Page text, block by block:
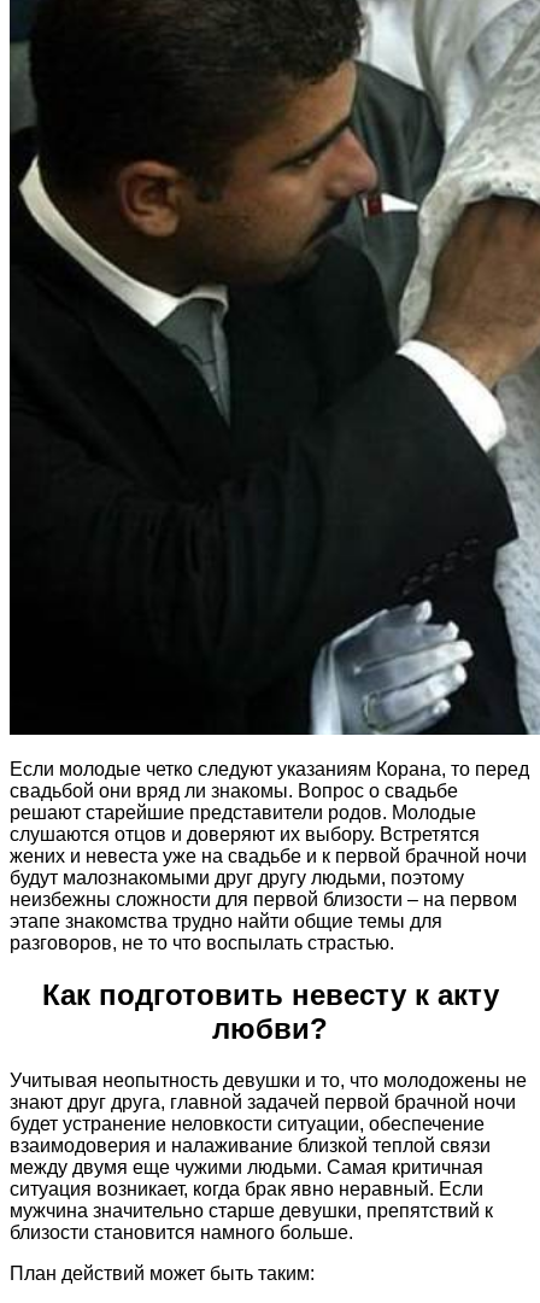
Если молодые четко следуют указаниям Корана, то перед
свадьбой они вряд ли знакомы. Вопрос о свадьбе
решают старейшие представители родов. Молодые
слушаются отцов и доверяют их выбору. Встретятся
жених и невеста уже на свадьбе и к первой брачной ночи
будут малознакомыми друг другу людьми, поэтому
неизбежны сложности для первой близости – на первом
этапе знакомства трудно найти общие темы для
разговоров, не то что воспылать страстью.
Как подготовить невесту к акту
любви?
Учитывая неопытность девушки и то, что молодожены не
знают друг друга, главной задачей первой брачной ночи
будет устранение неловкости ситуации, обеспечение
взаимодоверия и налаживание близкой теплой связи
между двумя еще чужими людьми. Самая критичная
ситуация возникает, когда брак явно неравный. Если
мужчина значительно старше девушки, препятствий к
близости становится намного больше.
План действий может быть таким: